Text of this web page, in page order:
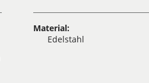
Material:
Edelstahl